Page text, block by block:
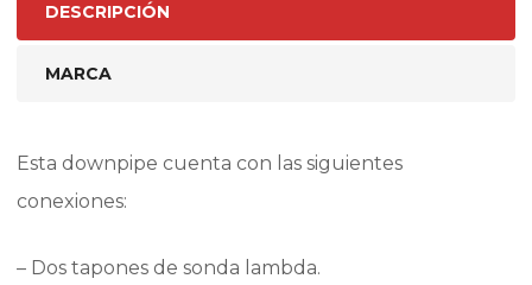
DESCRIPCIÓN
MARCA
Esta downpipe cuenta con las siguientes
conexiones:
– Dos tapones de sonda lambda.